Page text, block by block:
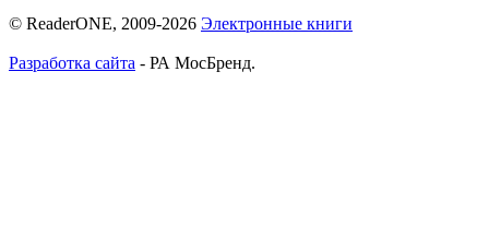
© ReaderONE, 2009-2026 Электронные книги
Разработка сайта - РА МосБренд.